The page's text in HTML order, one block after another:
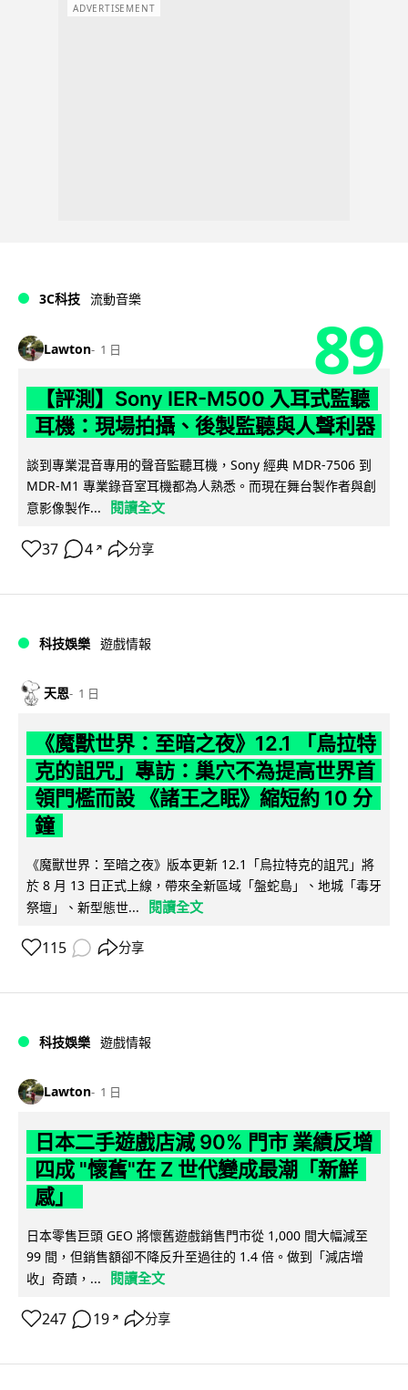
ADVERTISEMENT
3C科技 流動音樂
Lawton 1 日 89
【評測】Sony IER-M500 入耳式監聽
耳機：現場拍攝、後製監聽與人聲利器
談到專業混音專用的聲音監聽耳機，Sony 經典 MDR-7506 到
MDR-M1 專業錄音室耳機都為人熟悉。而現在舞台製作者與創
意影像製作...
閱讀全文
37 4 ↗ 分享
科技娛樂 遊戲情報
天恩 1 日
《魔獸世界：至暗之夜》12.1 「烏拉特
克的詛咒」專訪：巢穴不為提高世界首
領門檻而設 《諸王之眠》縮短約 10 分
鐘
《魔獸世界：至暗之夜》版本更新 12.1「烏拉特克的詛咒」將
於 8 月 13 日正式上線，帶來全新區域「盤蛇島」、地城「毒牙
祭壇」、新型態世...
閱讀全文
115 分享
科技娛樂 遊戲情報
Lawton 1 日
日本二手遊戲店減 90% 門市 業績反增
四成 "懷舊"在 Z 世代變成最潮「新鮮
感」
日本零售巨頭 GEO 將懷舊遊戲銷售門市從 1,000 間大幅減至
99 間，但銷售額卻不降反升至過往的 1.4 倍。做到「減店增
收」奇蹟，...
閱讀全文
247 19 ↗ 分享